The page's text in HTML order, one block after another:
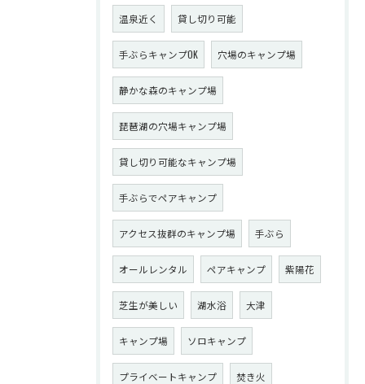
温泉近く 貸し切り可能
手ぶらキャンプOK 穴場のキャンプ場
静かな森のキャンプ場
琵琶湖の穴場キャンプ場
貸し切り可能なキャンプ場
手ぶらでペアキャンプ
アクセス抜群のキャンプ場 手ぶら
オールレンタル ペアキャンプ 紫陽花
芝生が美しい 湖水浴 大津
キャンプ場 ソロキャンプ
プライベートキャンプ 焚き火